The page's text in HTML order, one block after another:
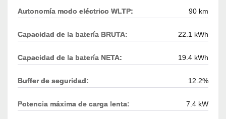
Autonomía modo eléctrico WLTP: 90 km
Capacidad de la batería BRUTA: 22.1 kWh
Capacidad de la batería NETA: 19.4 kWh
Buffer de seguridad: 12.2%
Potencia máxima de carga lenta: 7.4 kW